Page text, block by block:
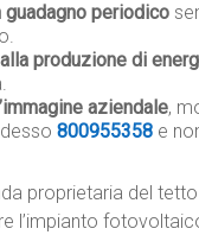
guadagno periodico
produzione di
aziendale,
800955358 e
proprietaria del
l’impianto